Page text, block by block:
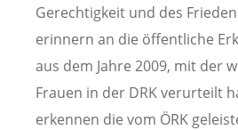
Gerechtigkeit und des
erinnern an die öffentliche
aus dem Jahre 2009, mit der
Frauen in der DRK verurteilt
erkennen die vom ÖRK